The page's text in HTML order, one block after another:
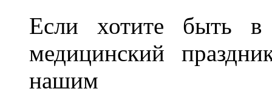
Если хотите быть в
медицинский
нашим